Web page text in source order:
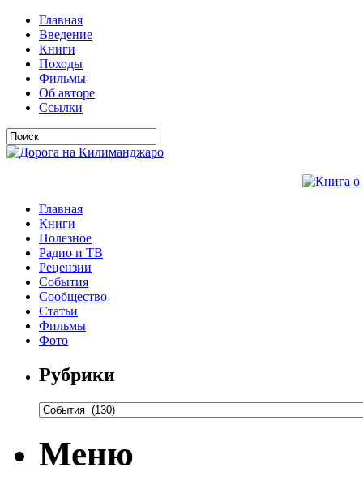
Главная
Введение
Книги
Походы
Фильмы
Об авторе
Ссылки
Главная
Книги
Полезное
Радио и ТВ
Рецензии
События
Сообщество
Статьи
Фильмы
Фото
Рубрики
Меню